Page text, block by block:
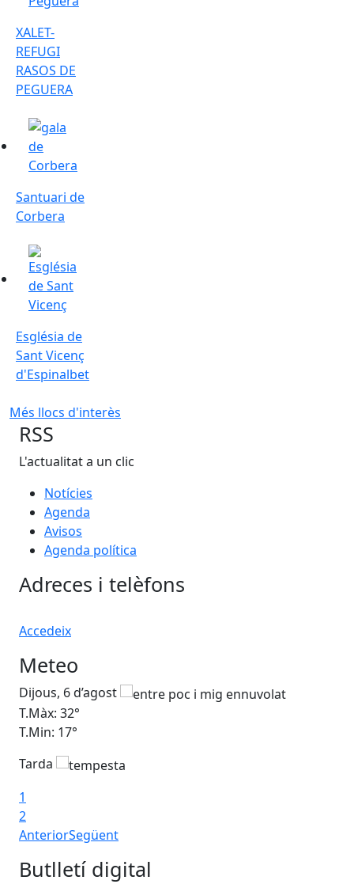
XALET-
REFUGI
RASOS DE
PEGUERA
Santuari de Corbera
Santuari de
Corbera
Església de Sant Vicenç d'Espinalbet
Església de
Sant Vicenç
d'Espinalbet
Més llocs d'interès
RSS
L'actualitat a un clic
Notícies
Agenda
Avisos
Agenda política
Adreces i telèfons
Accedeix
Meteo
Dijous, 6 d’agost
T.Màx: 32°
T.Min: 17°
Tarda
1
2
AnteriorSegüent
Butlletí digital